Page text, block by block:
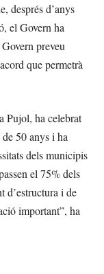
després d’anys
el Govern ha
preveu
que permetrà
Pujol, ha celebrat
50 anys i ha
dels municipis
el 75% dels
d’estructura i de
important”, ha